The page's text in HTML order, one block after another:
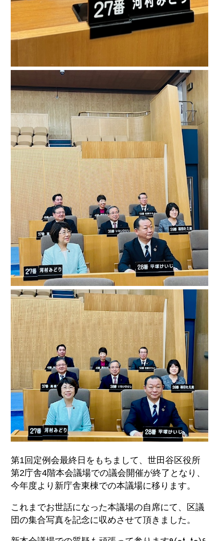
第1回定例会最終日をもちまして、世田谷区役所
第2庁舎4階本会議場での議会開催が終了となり、
今年度より新庁舎東棟での本議場に移ります。
これまでお世話になった本議場の自席にて、区議
団の集合写真を記念に収めさせて頂きました。